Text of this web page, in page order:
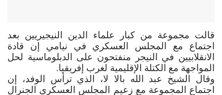
قالت مجموعة من كبار علماء الدين النيجيريين بعد
اجتماع مع المجلس العسكري في نيامي إن قادة
الانقلابيين في النيجر منفتحون على الدبلوماسية لحل
المواجهة مع الكتلة الإقليمية لغرب إفريقيا.
وقال الشيخ عبد الله بالا لا، الذي ترأس الوفد، إن
اجتماع المجموعة مع زعيم المجلس العسكري الجنرال